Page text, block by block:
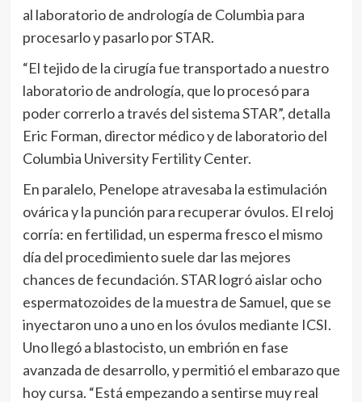
al laboratorio de andrología de Columbia para
procesarlo y pasarlo por STAR.
“El tejido de la cirugía fue transportado a nuestro
laboratorio de andrología, que lo procesó para
poder correrlo a través del sistema STAR”, detalla
Eric Forman, director médico y de laboratorio del
Columbia University Fertility Center.
En paralelo, Penelope atravesaba la estimulación
ovárica y la punción para recuperar óvulos. El reloj
corría: en fertilidad, un esperma fresco el mismo
día del procedimiento suele dar las mejores
chances de fecundación. STAR logró aislar ocho
espermatozoides de la muestra de Samuel, que se
inyectaron uno a uno en los óvulos mediante ICSI.
Uno llegó a blastocisto, un embrión en fase
avanzada de desarrollo, y permitió el embarazo que
hoy cursa. “Está empezando a sentirse muy real